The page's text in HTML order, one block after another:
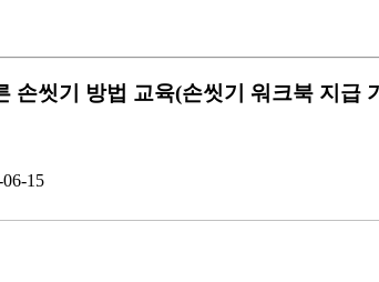
손씻기 방법 교육(손씻기 워크북 지급
06-15